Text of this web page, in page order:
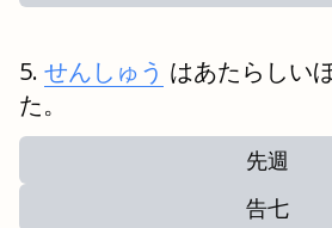
せんしゅう はあたらしい
た。
先週
告七